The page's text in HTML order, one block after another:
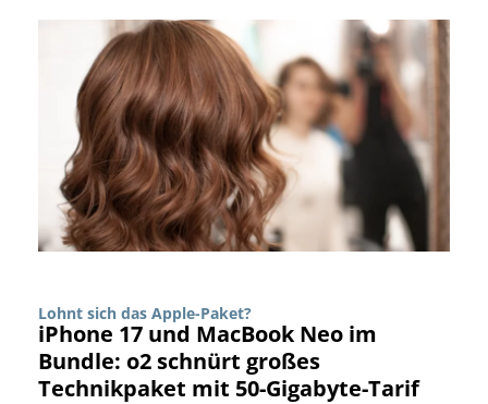
Lohnt sich das Apple-Paket?
iPhone 17 und MacBook Neo im
Bundle: o2 schnürt großes
Technikpaket mit 50-Gigabyte-Tarif